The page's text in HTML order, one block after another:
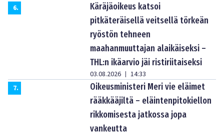
6.
Käräjäoikeus katsoi
pitkäteräisellä veitsellä törkeän
ryöstön tehneen
maahanmuuttajan alaikäiseksi –
THL:n ikäarvio jäi ristiriitaiseksi
03.08.2026 | 14:33
7.
Oikeusministeri Meri vie eläimet
rääkkääjiltä – eläintenpitokiellon
rikkomisesta jatkossa jopa
vankeutta